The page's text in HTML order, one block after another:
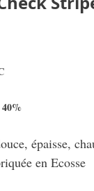
40%
épaisse,
en Ecosse